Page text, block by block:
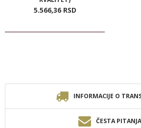
5.566,36 RSD
INFORMACIJE O
ČESTA PITANJA